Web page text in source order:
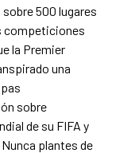
500 lugares
competiciones
la Premier
una
sobre
de su FIFA y
plantes de